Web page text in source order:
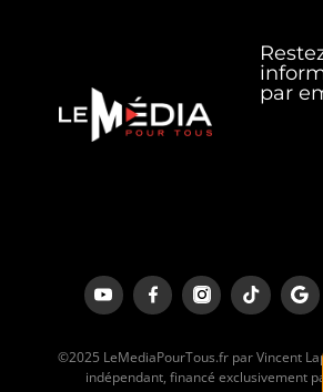
par
©2025 LeMediaPourTous.fr par Vincent
indépendant, financé exclusivement